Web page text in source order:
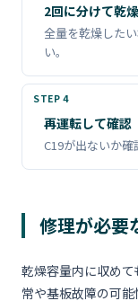
2回に分けて乾燥
全量を乾燥した
い。
再運転して確認
C19が出ないか確
修理が必要
乾燥容量内に収め
常や基板故障の可能